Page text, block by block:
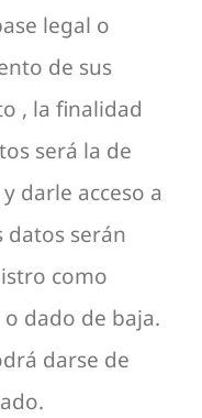
legal o
de sus
, la finalidad
será la de
darle acceso a
datos serán
como
dado de baja.
darse de